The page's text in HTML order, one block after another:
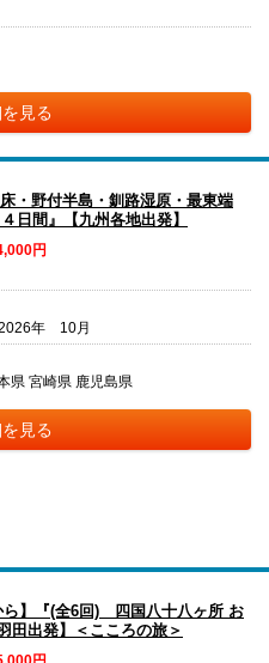
見る
・野付半島・釧路湿原・最東端
間』【九州各地出発】
円
年 10月
県 宮崎県 鹿児島県
見る
ら】『(全6回) 四国八十八ヶ所 お
出発】＜こころの旅＞